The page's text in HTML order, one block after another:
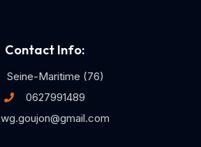
Contact Info:
Seine-Maritime (76)
0627991489
wg.goujon@gmail.com